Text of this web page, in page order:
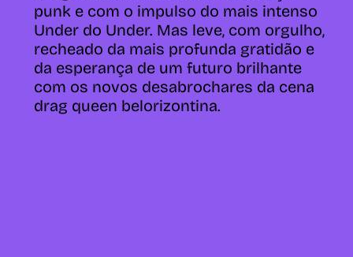
punk e com o impulso do mais intenso
Under do Under. Mas leve, com orgulho,
recheado da mais profunda gratidão e
da esperança de um futuro brilhante
com os novos desabrochares da cena
drag queen belorizontina.